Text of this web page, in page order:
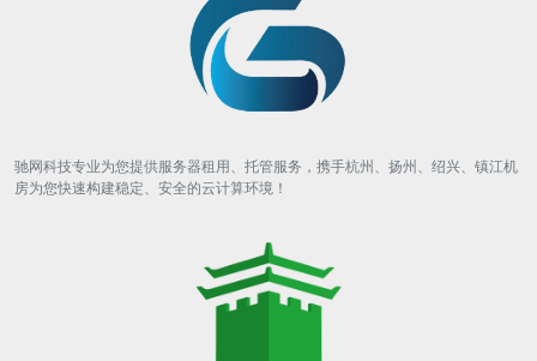
驰网科技专业为您提供服务器租用、托管服务，携手杭州、扬州、绍兴、镇江机
房为您快速构建稳定、安全的云计算环境！